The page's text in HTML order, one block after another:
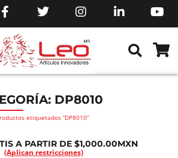
DP8010
etiquetados “DP8010”
A PARTIR DE $1,000.00MXN
(Aplican restricciones)